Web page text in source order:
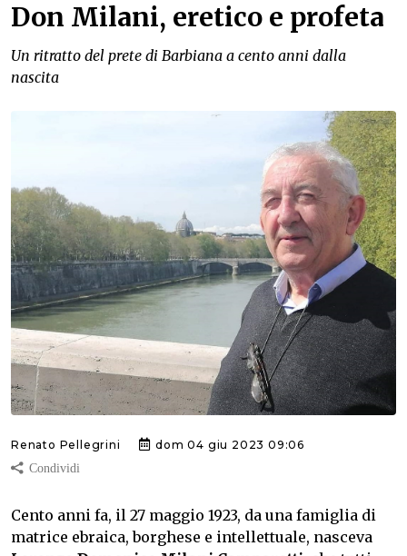
Don Milani, eretico e profeta
Un ritratto del prete di Barbiana a cento anni dalla
nascita
Renato Pellegrini dom 04 giu 2023 09:06
Cento anni fa, il 27 maggio 1923, da una famiglia di
matrice ebraica, borghese e intellettuale, nasceva